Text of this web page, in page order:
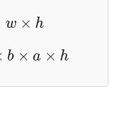
a×